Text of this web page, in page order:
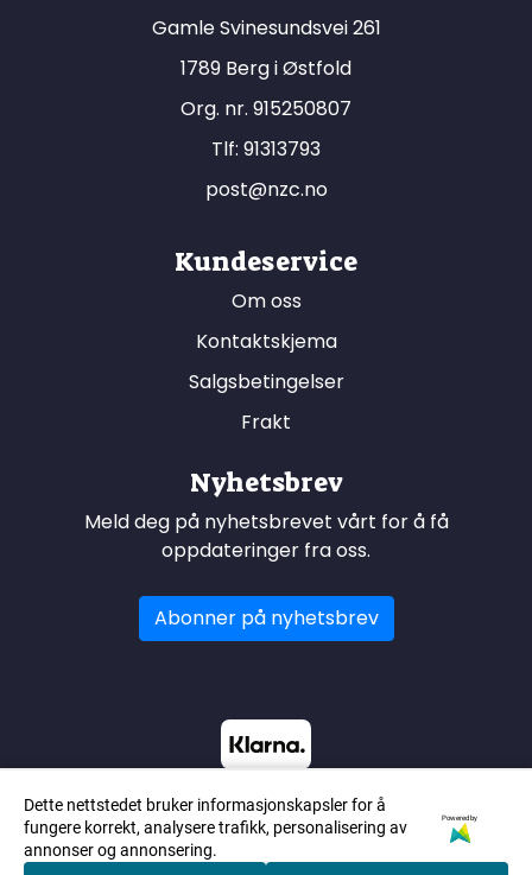
Gamle Svinesundsvei 261
1789 Berg i Østfold
Org. nr. 915250807
Tlf: 91313793
post@nzc.no
Kundeservice
Om oss
Kontaktskjema
Salgsbetingelser
Frakt
Nyhetsbrev
Meld deg på nyhetsbrevet vårt for å få
oppdateringer fra oss.
Abonner på nyhetsbrev
Dette nettstedet bruker informasjonskapsler for å
fungere korrekt, analysere trafikk, personalisering av
annonser og annonsering.
Powered by